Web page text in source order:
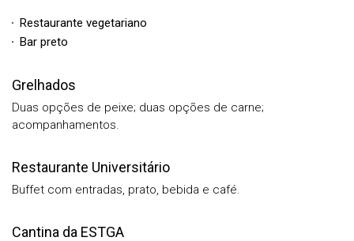
Restaurante vegetariano
Bar preto
Grelhados
Duas opções de peixe; duas opções de carne;
acompanhamentos.
Restaurante Universitário
Buffet com entradas, prato, bebida e café.
Cantina da ESTGA